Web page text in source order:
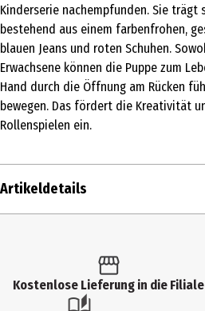
Kinderserie nachempfunden. Sie trägt
bestehend aus einem farbenfrohen,
blauen Jeans und roten Schuhen.
Erwachsene können die Puppe zum
Hand durch die Öffnung am Rücken
bewegen. Das fördert die Kreativität
Rollenspielen ein.
Artikeldetails
Produkttyp
Kostenlose Lieferung in die Filiale